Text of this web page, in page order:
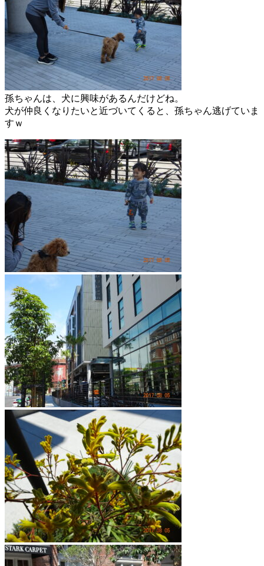
孫ちゃんは、犬に興味があるんだけどね。
犬が仲良くなりたいと近づいてくると、孫ちゃん逃げていま
すｗ